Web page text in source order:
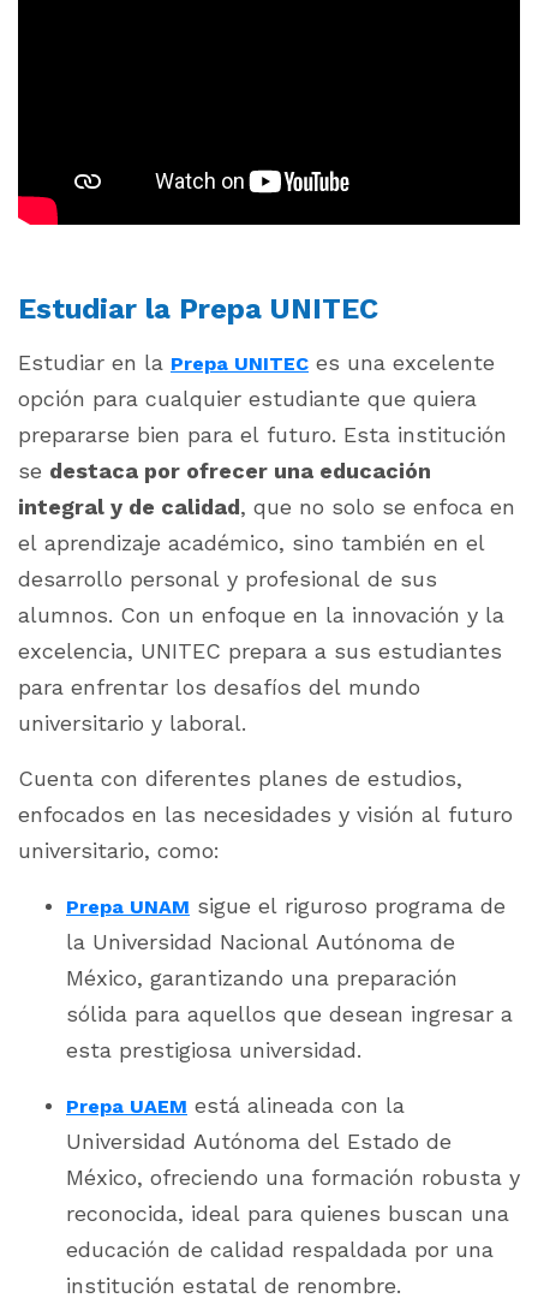
Estudiar la Prepa UNITEC
Estudiar en la Prepa UNITEC es una excelente
opción para cualquier estudiante que quiera
prepararse bien para el futuro. Esta institución
se destaca por ofrecer una educación
integral y de calidad, que no solo se enfoca en
el aprendizaje académico, sino también en el
desarrollo personal y profesional de sus
alumnos. Con un enfoque en la innovación y la
excelencia, UNITEC prepara a sus estudiantes
para enfrentar los desafíos del mundo
universitario y laboral.
Cuenta con diferentes planes de estudios,
enfocados en las necesidades y visión al futuro
universitario, como:
Prepa UNAM sigue el riguroso programa de
la Universidad Nacional Autónoma de
México, garantizando una preparación
sólida para aquellos que desean ingresar a
esta prestigiosa universidad.
Prepa UAEM está alineada con la
Universidad Autónoma del Estado de
México, ofreciendo una formación robusta y
reconocida, ideal para quienes buscan una
educación de calidad respaldada por una
institución estatal de renombre.